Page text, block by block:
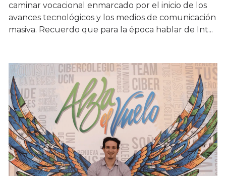
caminar vocacional enmarcado por el inicio de los
avances tecnológicos y los medios de comunicación
masiva. Recuerdo que para la época hablar de Int...